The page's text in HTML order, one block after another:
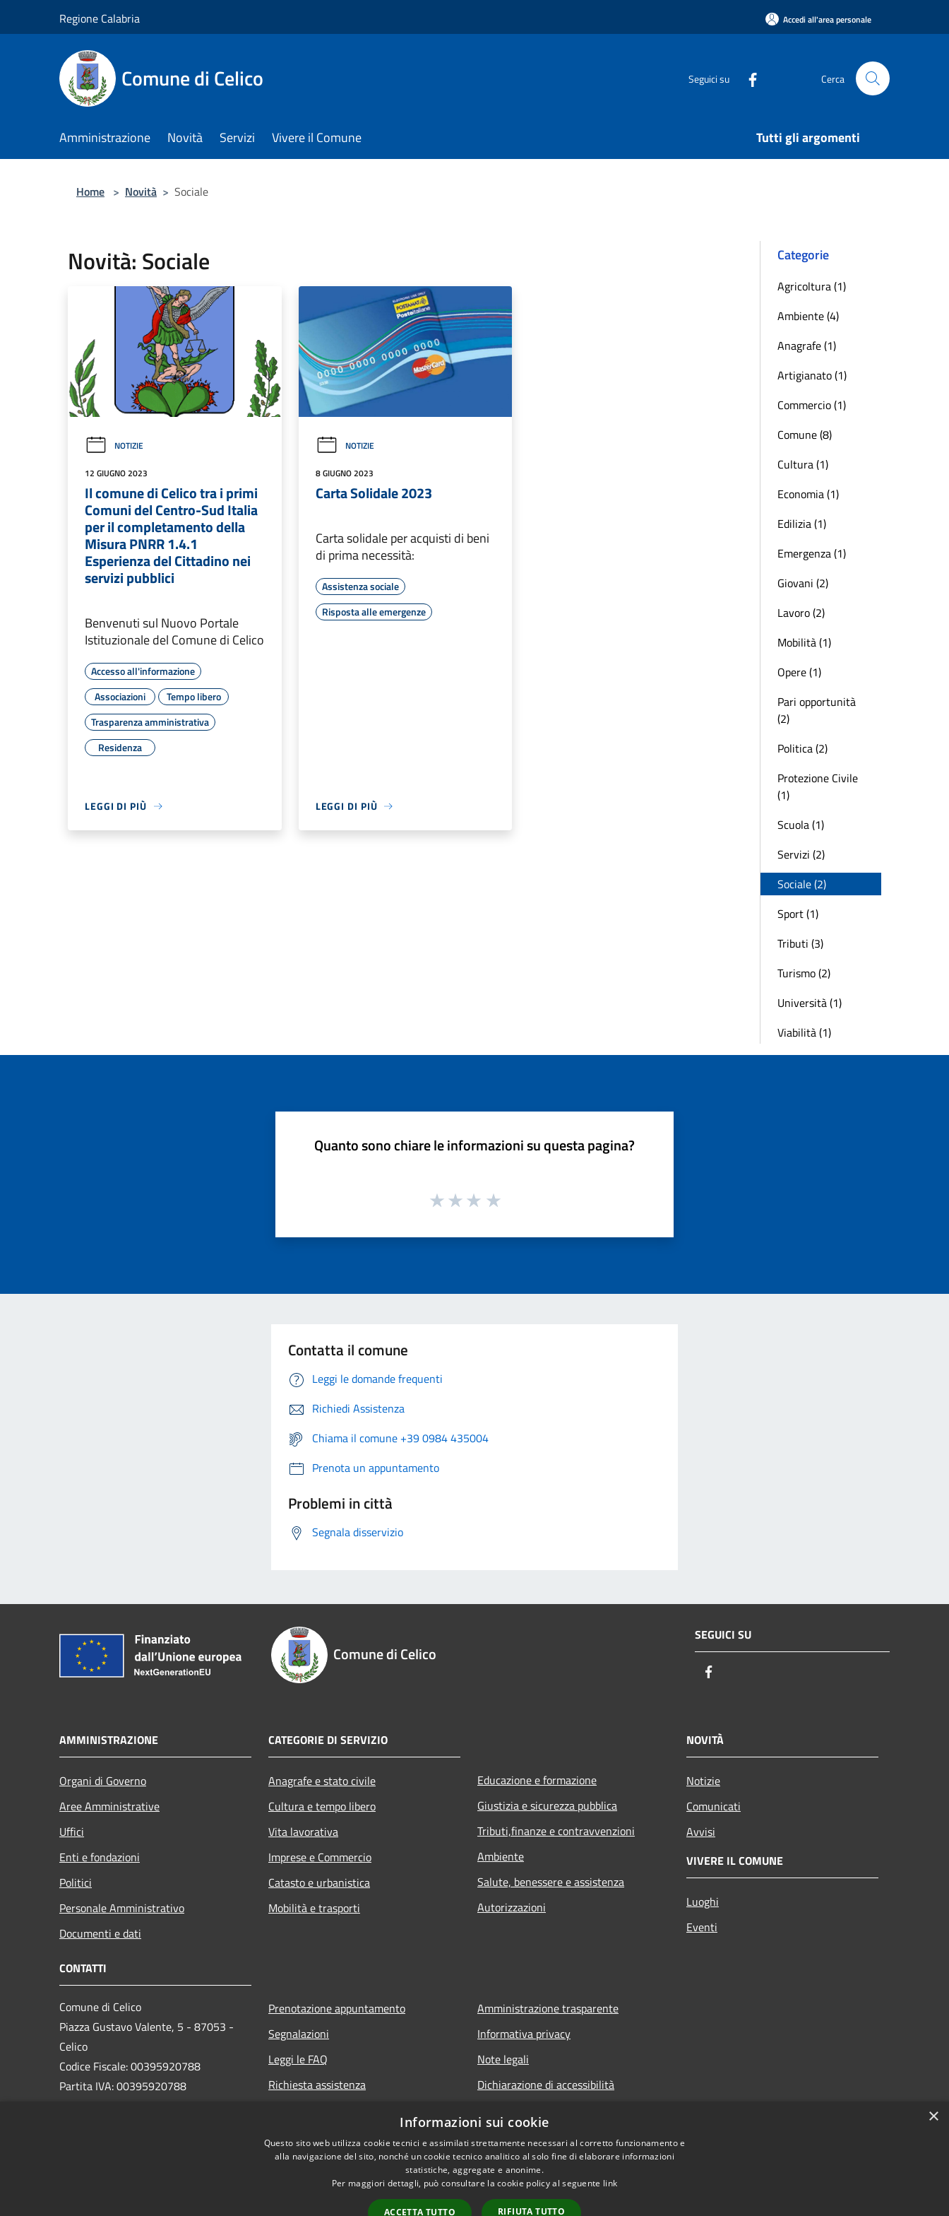
Regione Calabria Accedi all'area personale
Comune di Celico Seguici su Cerca
Amministrazione Novità Servizi Vivere il Comune Tutti gli argomenti
Home > Novità > Sociale
Novità: Sociale
NOTIZIE
12 GIUGNO 2023
Il comune di Celico tra i primi
Comuni del Centro-Sud Italia
per il completamento della
Misura PNRR 1.4.1
Esperienza del Cittadino nei
servizi pubblici
Benvenuti sul Nuovo Portale
Istituzionale del Comune di Celico
Accesso all'informazione
Associazioni
Tempo libero
Trasparenza amministrativa
Residenza
LEGGI DI PIÙ
NOTIZIE
8 GIUGNO 2023
Carta Solidale 2023
Carta solidale per acquisti di beni
di prima necessità:
Assistenza sociale
Risposta alle emergenze
LEGGI DI PIÙ
Categorie
Agricoltura (1)
Ambiente (4)
Anagrafe (1)
Artigianato (1)
Commercio (1)
Comune (8)
Cultura (1)
Economia (1)
Edilizia (1)
Emergenza (1)
Giovani (2)
Lavoro (2)
Mobilità (1)
Opere (1)
Pari opportunità
(2)
Politica (2)
Protezione Civile
(1)
Scuola (1)
Servizi (2)
Sociale (2)
Sport (1)
Tributi (3)
Turismo (2)
Università (1)
Viabilità (1)
Quanto sono chiare le informazioni su questa pagina?
Contatta il comune
Leggi le domande frequenti
Richiedi Assistenza
Chiama il comune +39 0984 435004
Prenota un appuntamento
Problemi in città
Segnala disservizio
Comune di Celico
SEGUICI SU
AMMINISTRAZIONE
Organi di Governo
Aree Amministrative
Uffici
Enti e fondazioni
Politici
Personale Amministrativo
Documenti e dati
CATEGORIE DI SERVIZIO
Anagrafe e stato civile
Cultura e tempo libero
Vita lavorativa
Imprese e Commercio
Catasto e urbanistica
Mobilità e trasporti
Educazione e formazione
Giustizia e sicurezza pubblica
Tributi,finanze e contravvenzioni
Ambiente
Salute, benessere e assistenza
Autorizzazioni
NOVITÀ
Notizie
Comunicati
Avvisi
VIVERE IL COMUNE
Luoghi
Eventi
CONTATTI
Comune di Celico
Piazza Gustavo Valente, 5 - 87053 -
Celico
Codice Fiscale: 00395920788
Partita IVA: 00395920788
Prenotazione appuntamento
Segnalazioni
Leggi le FAQ
Richiesta assistenza
Amministrazione trasparente
Informativa privacy
Note legali
Dichiarazione di accessibilità
×
Informazioni sui cookie
Questo sito web utilizza cookie tecnici e assimilati strettamente necessari al corretto funzionamento e
alla navigazione del sito, nonché un cookie tecnico analitico al solo fine di elaborare informazioni
statistiche, aggregate e anonime.
Per maggiori dettagli, può consultare la cookie policy al seguente link
ACCETTA TUTTO RIFIUTA TUTTO